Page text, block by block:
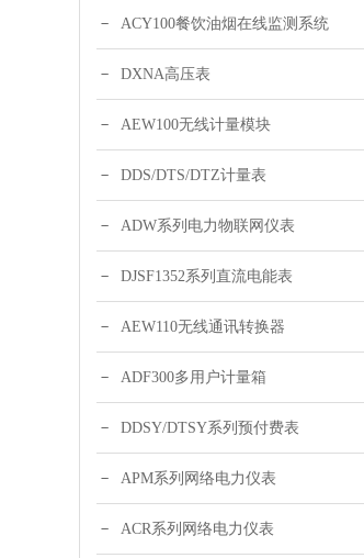
ACY100餐饮油烟在线监测系统
DXNA高压表
AEW100无线计量模块
DDS/DTS/DTZ计量表
ADW系列电力物联网仪表
DJSF1352系列直流电能表
AEW110无线通讯转换器
ADF300多用户计量箱
DDSY/DTSY系列预付费表
APM系列网络电力仪表
ACR系列网络电力仪表